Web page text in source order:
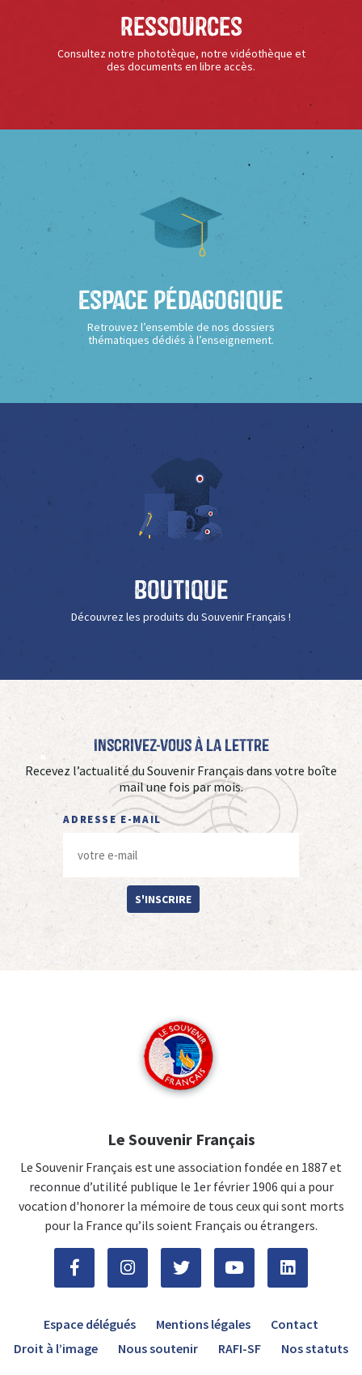
Ressources
Consultez notre phototèque, notre vidéothèque et
des documents en libre accès.
Espace Pédagogique
Retrouvez l’ensemble de nos dossiers
thématiques dédiés à l’enseignement.
Boutique
Découvrez les produits du Souvenir Français !
Inscrivez-vous à La Lettre
Recevez l’actualité du Souvenir Français dans votre boîte
mail une fois par mois.
ADRESSE E-MAIL
S'INSCRIRE
Le Souvenir Français
Le Souvenir Français est une association fondée en 1887 et
reconnue d’utilité publique le 1er février 1906 qui a pour
vocation d'honorer la mémoire de tous ceux qui sont morts
pour la France qu’ils soient Français ou étrangers.
Espace délégués Mentions légales
Contact
Droit à l’image
Nous soutenir RAFI-SF Nos statuts